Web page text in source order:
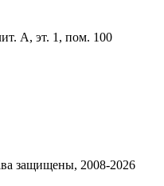
А, эт. 1, пом. 100
защищены, 2008-2026